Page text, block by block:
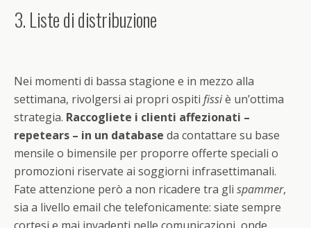
3. Liste di distribuzione
Nei momenti di bassa stagione e in mezzo alla
settimana, rivolgersi ai propri ospiti fissiè un’ottima
strategia. Raccogliete i clienti affezionati –
repetears – in un database da contattare su base
mensile o bimensile per proporre offerte speciali o
promozioni riservate ai soggiorni infrasettimanali.
Fate attenzione però a non ricadere tra gli spammer,
sia a livello email che telefonicamente: siate sempre